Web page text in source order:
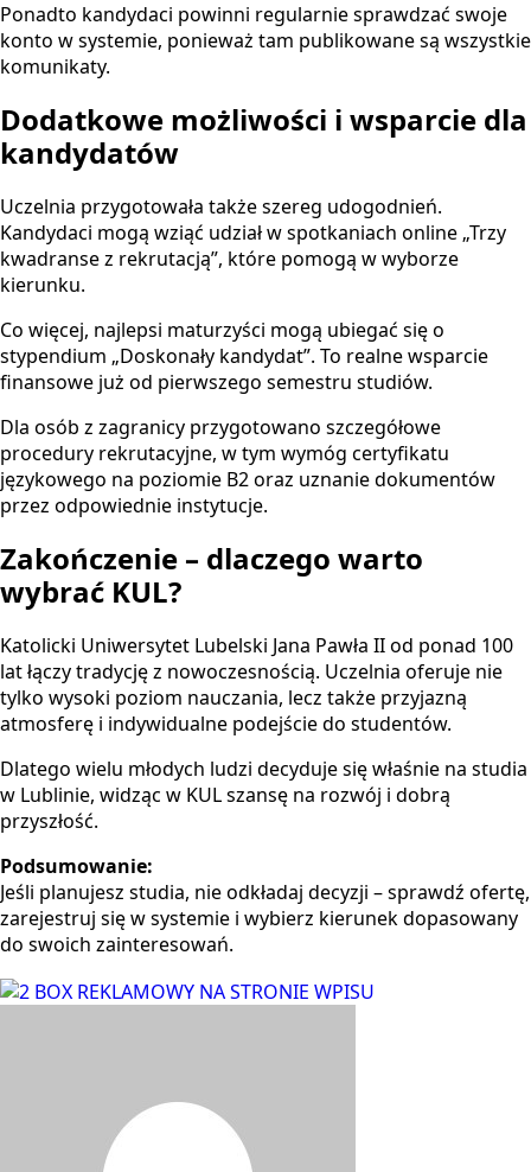
Ponadto kandydaci powinni regularnie sprawdzać swoje
konto w systemie, ponieważ tam publikowane są wszystkie
komunikaty.
Dodatkowe możliwości i wsparcie dla
kandydatów
Uczelnia przygotowała także szereg udogodnień.
Kandydaci mogą wziąć udział w spotkaniach online „Trzy
kwadranse z rekrutacją”, które pomogą w wyborze
kierunku.
Co więcej, najlepsi maturzyści mogą ubiegać się o
stypendium „Doskonały kandydat”. To realne wsparcie
finansowe już od pierwszego semestru studiów.
Dla osób z zagranicy przygotowano szczegółowe
procedury rekrutacyjne, w tym wymóg certyfikatu
językowego na poziomie B2 oraz uznanie dokumentów
przez odpowiednie instytucje.
Zakończenie – dlaczego warto
wybrać KUL?
Katolicki Uniwersytet Lubelski Jana Pawła IIod ponad 100
lat łączy tradycję z nowoczesnością. Uczelnia oferuje nie
tylko wysoki poziom nauczania, lecz także przyjazną
atmosferę i indywidualne podejście do studentów.
Dlatego wielu młodych ludzi decyduje się właśnie na studia
w Lublinie, widząc w KUL szansę na rozwój i dobrą
przyszłość.
Podsumowanie:
Jeśli planujesz studia, nie odkładaj decyzji – sprawdź ofertę,
zarejestruj się w systemie i wybierz kierunek dopasowany
do swoich zainteresowań.